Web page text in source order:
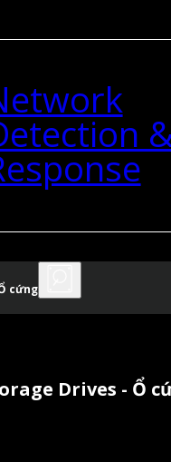
cứng
Drives - Ổ